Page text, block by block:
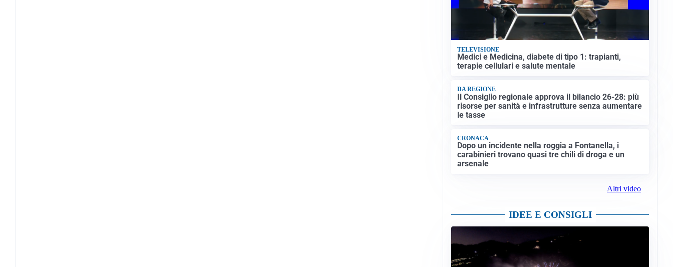
TELEVISIONE
Medici e Medicina, diabete di tipo 1: trapianti,
terapie cellulari e salute mentale
DA REGIONE
Il Consiglio regionale approva il bilancio 26-28: più
risorse per sanità e infrastrutture senza aumentare
le tasse
CRONACA
Dopo un incidente nella roggia a Fontanella, i
carabinieri trovano quasi tre chili di droga e un
arsenale
Altri video
IDEE E CONSIGLI